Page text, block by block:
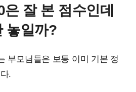
잘 본 점수인데
놓일까?
부모님들은 보통 이미 기본 정
.